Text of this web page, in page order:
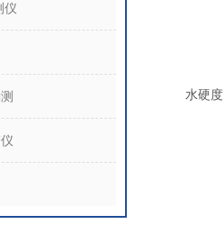
仪
水硬度